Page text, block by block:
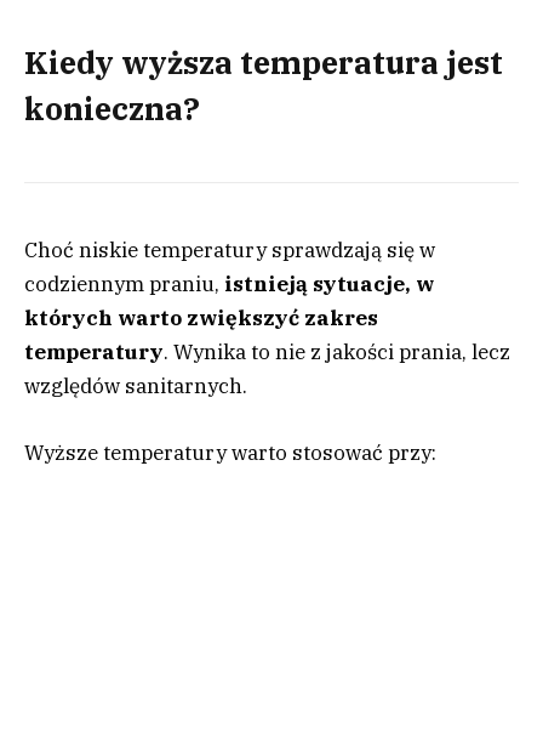
Kiedy wyższa temperatura jest
konieczna?
Choć niskie temperatury sprawdzają się w
codziennym praniu, istnieją sytuacje, w
których warto zwiększyć zakres
temperatury. Wynika to nie z jakości prania, lecz
względów sanitarnych.
Wyższe temperatury warto stosować przy: